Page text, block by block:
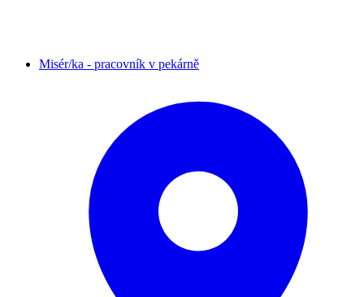
Misér/ka - pracovník v pekárně